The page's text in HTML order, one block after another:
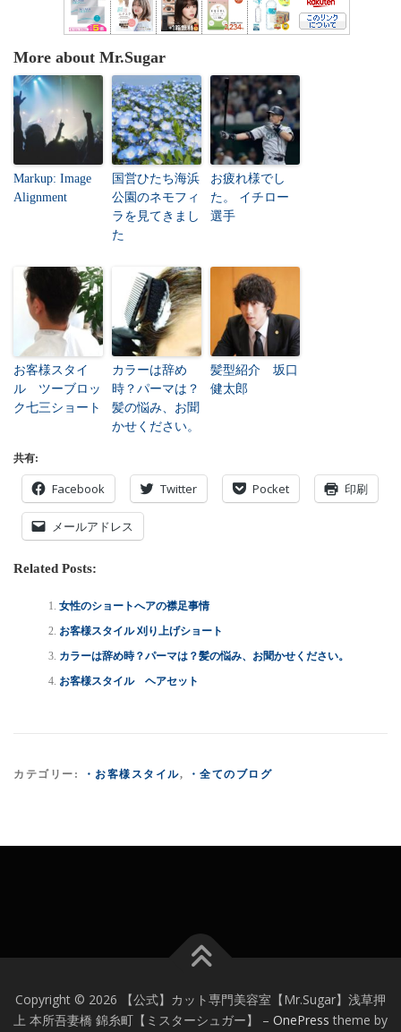
More about Mr.Sugar
Markup: Image
Alignment
国営ひたち海浜
公園のネモフィ
ラを見てきまし
た
お疲れ様でし
た。 イチロー
選手
お客様スタイ
ル ツーブロッ
ク七三ショート
カラーは辞め
時？パーマは？
髪の悩み、お聞
かせください。
髪型紹介 坂口
健太郎
共有:
Facebook Twitter Pocket 印刷
メールアドレス
Related Posts:
女性のショートへアの襟足事情
お客様スタイル 刈り上げショート
カラーは辞め時？パーマは？髪の悩み、お聞かせください。
お客様スタイル ヘアセット
カテゴリー: ・お客様スタイル, ・全てのブログ
Copyright © 2026 【公式】カット専門美容室【Mr.Sugar】浅草押
上 本所吾妻橋 錦糸町【ミスターシュガー】 – OnePress theme by